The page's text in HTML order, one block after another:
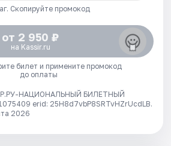
Скопируйте промокод
от 2 950 ₽
на Kassir.ru
билет и примените промокод
до оплаты
НАЦИОНАЛЬНЫЙ БИЛЕТНЫЙ
erid: 25H8d7vbP8SRTvHZrUcdLB.
2026